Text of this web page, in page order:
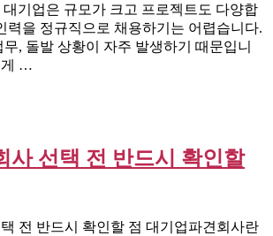
대기업은 규모가 크고 프로젝트도 다양합
력을 정규직으로 채용하기는 어렵습니다.
, 돌발 상황이 자주 발생하기 때문입니
게 …
사 선택 전 반드시 확인할
전 반드시 확인할 점 대기업파견회사란